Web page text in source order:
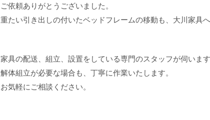
ご依頼ありがとうございました。
重たい引き出しの付いたベッドフレームの移動も、大川家具へ
家具の配送、組立、設置をしている専門のスタッフが伺いま
解体組立が必要な場合も、丁寧に作業いたします。
お気軽にご相談ください。